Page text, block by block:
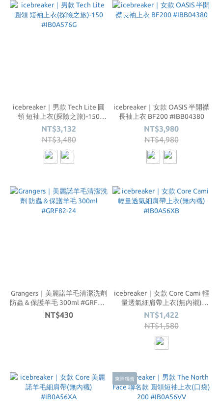
icebreaker｜男款 Tech Lite 圓
領 短袖上衣(探險之旅)-150
#IB0A576G
NT$3,132
NT$3,480
icebreaker｜女款 OASIS 半開襟
長袖上衣 BF200 #IBB04380
NT$3,980
NT$4,980
Grangers｜美麗諾羊毛清潔洗劑
防蟲＆保護羊毛 300ml #GRF82-
24
NT$430
icebreaker｜女款 Core Cami 輕
量透氣細肩帶上衣(無內襯)
#IB0A56XB
NT$1,422
NT$1,580
東區獨賣